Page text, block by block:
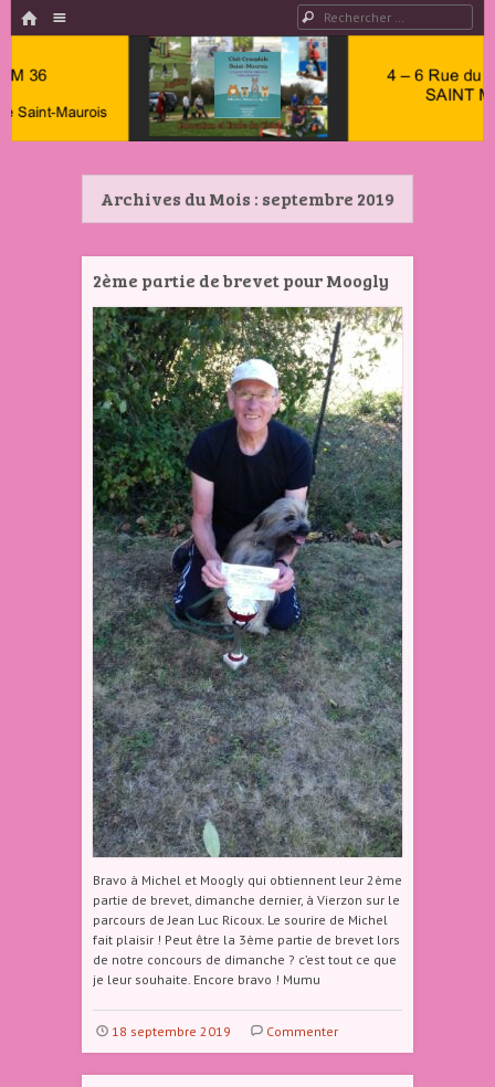
HOME Rechercher
Club
Cynophile
Saint
Club
Canin
Indre 36
Archives du Mois : septembre 2019
2ème partie de brevet pour Moogly
Bravo à Michel et Moogly qui obtiennent leur 2ème
partie de brevet, dimanche dernier, à Vierzon sur le
parcours de Jean Luc Ricoux. Le sourire de Michel
fait plaisir ! Peut être la 3ème partie de brevet lors
de notre concours de dimanche ? c’est tout ce que
je leur souhaite. Encore bravo ! Mumu
18 septembre 2019 Commenter